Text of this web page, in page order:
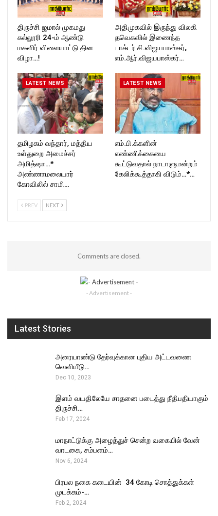
திருச்சி ஜமால் முகமது
கல்லூரி 24-ம் ஆண்டு
மகளிர் விளையாட்டு தின
விழா…!
அதிமுகவில் இருந்து விலகி
தவெகவில் இணைந்த
டாக்டர் சி.விஜயபாஸ்கர்,
எம்.ஆர்.விஜயபாஸ்கர்…
LATEST NEWS
தமிழகம் வந்தார், மத்திய
உள்துறை அமைச்சர்
அமித்ஷா…*
அண்ணாமலையார்
கோவிலில் சாமி…
LATEST NEWS
எம்.பி.க்களின்
எண்ணிக்கையை
கூட்டுவதால் நாடாளுமன்றம்
கேலிக்கூத்தாகி விடும்…*…
PREV NEXT
Comments are closed.
- Advertisement -
Latest Stories
அரையாண்டு தேர்வுக்கான புதிய அட்டவணை
வெளியீடு…
Dec 10, 2023
இளம் வயதிலேயே சாதனை படைத்து நீதிபதியாகும்
திருச்சி…
Feb 17, 2024
மாநாட்டுக்கு அழைத்துச் சென்ற வகையில் வேன்
வாடகை, சம்பளம்…
Nov 6, 2024
பிரபல நகை கடையின் ₹ 34 கோடி சொத்துக்கள்
முடக்கம்-…
Feb 2, 2024